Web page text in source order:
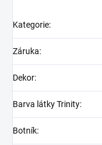
Kategorie:
Záruka:
Dekor:
Barva látky Trinity:
Botník: